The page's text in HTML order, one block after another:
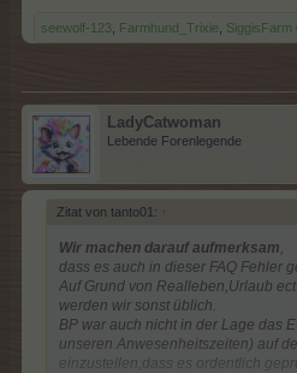
seewolf-123 Farmhund_Trixie SiggisFarm
LadyCatwoman
Lebende Forenlegende
Zitat von tanto01: ↑
Wir machen darauf aufmerksam
dass es auch in dieser FAQ Fehler
Auf Grund von Realleben,Urlaub
werden wir sonst üblich.
BP war auch nicht in der Lage das
unseren Anwesenheitszeiten) auf
einzustellen,dass es ordentlich